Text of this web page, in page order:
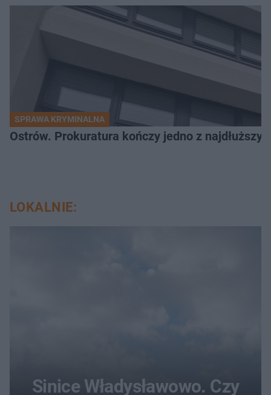
SPRAWA KRYMINALNA
Ostrów. Prokuratura kończy jedno z
LOKALNIE:
Sinice Władysławowo. Czy